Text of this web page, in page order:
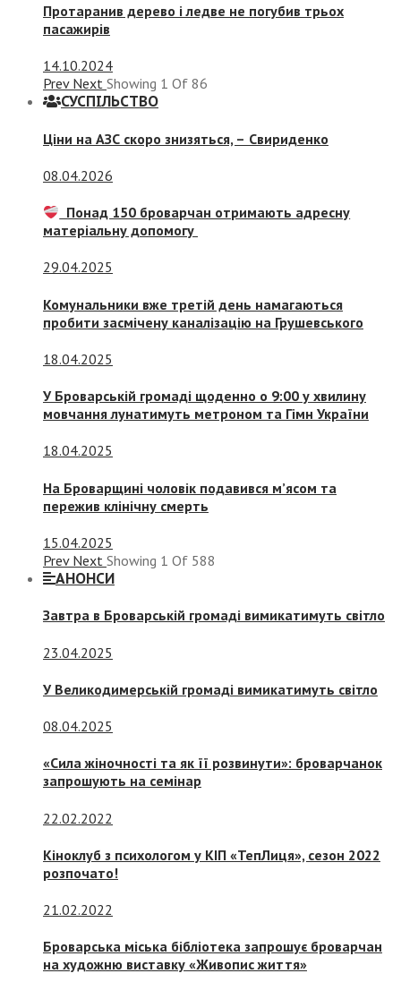
Протаранив дерево і ледве не погубив трьох
пасажирів
14.10.2024
Prev Next Showing 1 Of 86
СУСПIЛЬСТВО
Ціни на АЗС скоро знизяться, – Свириденко
08.04.2026
Понад 150 броварчан отримають адресну
матеріальну допомогу
29.04.2025
Комунальники вже третій день намагаються
пробити засмічену каналізацію на Грушевського
18.04.2025
У Броварській громаді щоденно о 9:00 у хвилину
мовчання лунатимуть метроном та Гімн України
18.04.2025
На Броварщині чоловік подавився м’ясом та
пережив клінічну смерть
15.04.2025
Prev Next Showing 1 Of 588
АНОНСИ
Завтра в Броварській громаді вимикатимуть світло
23.04.2025
У Великодимерській громаді вимикатимуть світло
08.04.2025
«Сила жіночності та як її розвинути»: броварчанок
запрошують на семінар
22.02.2022
Кіноклуб з психологом у КІП «ТепЛиця», сезон 2022
розпочато!
21.02.2022
Броварська міська бібліотека запрошує броварчан
на художню виставку «Живопис життя»